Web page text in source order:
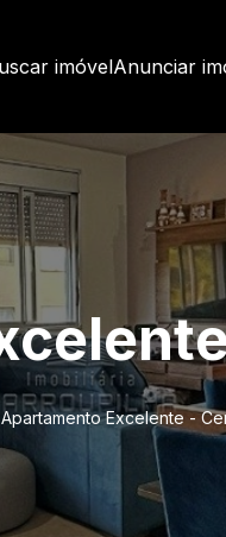
imóvelAnunciar
Apartamento Excelente -